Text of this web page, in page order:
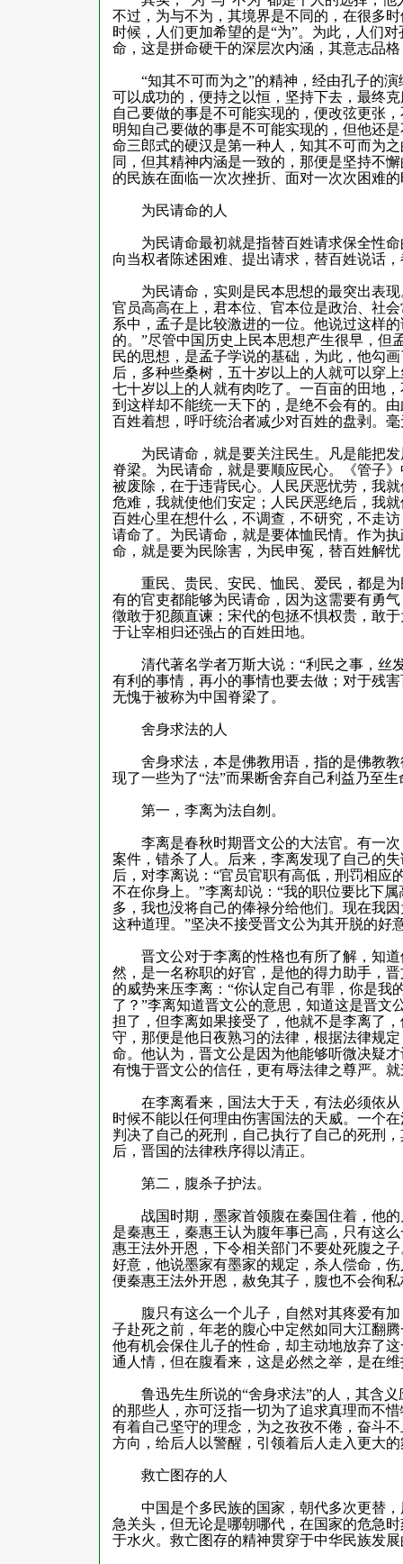
不过，为与不为，其境界是不同的，在很多
时候，人们更加希望的是“为”。为此，人们
命，这是拼命硬干的深层次内涵，其意志品
“知其不可而为之”的精神，经由孔子的演
可以成功的，便持之以恒，坚持下去，最终
自己要做的事是不可能实现的，便改弦更张
明知自己要做的事是不可能实现的，但他还
命三郎式的硬汉是第一种人，知其不可而为
同，但其精神内涵是一致的，那便是坚持不
的民族在面临一次次挫折、面对一次次困难
为民请命的人
为民请命最初就是指替百姓请求保全性命
向当权者陈述困难、提出请求，替百姓说话
为民请命，实则是民本思想的最突出表现
官员高高在上，君本位、官本位是政治、社
系中，孟子是比较激进的一位。他说过这样
的。”尽管中国历史上民本思想产生很早，但
民的思想，是孟子学说的基础，为此，他勾
后，多种些桑树，五十岁以上的人就可以穿
七十岁以上的人就有肉吃了。一百亩的田地
到这样却不能统一天下的，是绝不会有的。
百姓着想，呼吁统治者减少对百姓的盘剥。
为民请命，就是要关注民生。凡是能把发
脊梁。为民请命，就是要顺应民心。《管子
被废除，在于违背民心。人民厌恶忧劳，我
危难，我就使他们安定；人民厌恶绝后，我
百姓心里在想什么，不调查，不研究，不走
请命了。为民请命，就是要体恤民情。作为
命，就是要为民除害，为民申冤，替百姓解
重民、贵民、安民、恤民、爱民，都是为
有的官吏都能够为民请命，因为这需要有勇
徵敢于犯颜直谏；宋代的包拯不惧权贵，敢
于让宰相归还强占的百姓田地。
清代著名学者万斯大说：“利民之事，丝
有利的事情，再小的事情也要去做；对于残
无愧于被称为中国脊梁了。
舍身求法的人
舍身求法，本是佛教用语，指的是佛教教
现了一些为了“法”而果断舍弃自己利益乃至
第一，李离为法自刎。
李离是春秋时期晋文公的大法官。有一次
案件，错杀了人。后来，李离发现了自己的
后，对李离说：“官员官职有高低，刑罚相
不在你身上。”李离却说：“我的职位要比下
多，我也没将自己的俸禄分给他们。现在我
这种道理。”坚决不接受晋文公为其开脱的好
晋文公对于李离的性格也有所了解，知道
然，是一名称职的好官，是他的得力助手，
的威势来压李离：“你认定自己有罪，你是我
了？”李离知道晋文公的意思，知道这是晋文
担了，但李离如果接受了，他就不是李离了
守，那便是他日夜熟习的法律，根据法律规
命。他认为，晋文公是因为他能够听微决疑
有愧于晋文公的信任，更有辱法律之尊严。
在李离看来，国法大于天，有法必须依从
时候不能以任何理由伤害国法的天威。一个
判决了自己的死刑，自己执行了自己的死刑
后，晋国的法律秩序得以清正。
第二，腹杀子护法。
战国时期，墨家首领腹在秦国住着，他的
是秦惠王，秦惠王认为腹年事已高，只有这
惠王法外开恩，下令相关部门不要处死腹之
好意，他说墨家有墨家的规定，杀人偿命，
便秦惠王法外开恩，赦免其子，腹也不会徇
腹只有这么一个儿子，自然对其疼爱有加
子赴死之前，年老的腹心中定然如同大江翻
他有机会保住儿子的性命，却主动地放弃了
通人情，但在腹看来，这是必然之举，是在
鲁迅先生所说的“舍身求法”的人，其含义
的那些人，亦可泛指一切为了追求真理而不
有着自己坚守的理念，为之孜孜不倦，奋斗
方向，给后人以警醒，引领着后人走入更大
救亡图存的人
中国是个多民族的国家，朝代多次更替，
急关头，但无论是哪朝哪代，在国家的危急
于水火。救亡图存的精神贯穿于中华民族发